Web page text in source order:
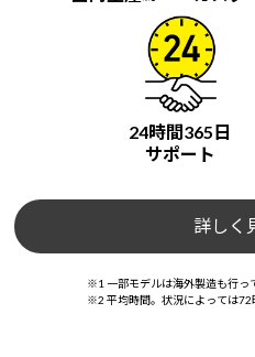
24時間365日
サポート
詳しく
※1 一部モデルは海外製造も行っ
※2 平均時間。状況によっては72